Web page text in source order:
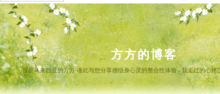
方方的博客
我是马来西亚的方方 谨此与您分享感悟身心灵的整合性体验 - 我走过的心路